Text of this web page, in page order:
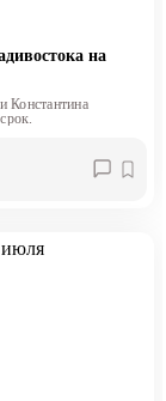
на
Константина